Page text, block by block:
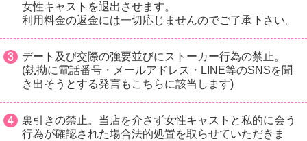
女性キャストを退出させます。
利用料金の返金には一切応じませんのでご了承下さい。
デート及び交際の強要並びにストーカー行為の禁止。
(執拗に電話番号・メールアドレス・LINE等のSNSを聞
き出そうとする発言もこちらに該当します)
裏引きの禁止。当店を介さず女性キャストと私的に会う
行為が確認された場合法的処置を取らせていただきま